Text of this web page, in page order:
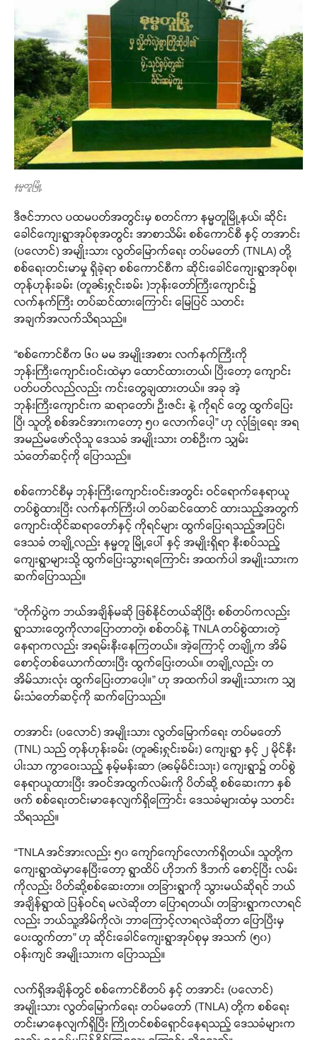
နမ္မတူမြို့
ဒီဇင်ဘာလ ပထမပတ်အတွင်းမှ စတင်ကာ နမ္မတူမြို့နယ်၊ ဆိုင်း
ခေါင်ကျေးရွာအုပ်စုအတွင်း အာစာသိမ်း စစ်ကောင်စီ နှင့် တအာင်း
(ပလောင်) အမျိုးသား လွတ်မြောက်ရေး တပ်မတော် (TNLA) တို့
စစ်ရေးတင်းမာမှု ရှိခဲ့ရာ စစ်ကောင်စီက ဆိုင်းခေါင်ကျေးရွာအုပ်စု၊
တုန်ဟုန်းခမ်း (တူၼ်ႈႁုင်းၶမ်း )ဘုန်းတော်ကြီးကျောင်း၌
လက်နက်ကြီး တပ်ဆင်ထားကြောင်း မြေပြင် သတင်း
အချက်အလက်သိရသည်။
“စစ်ကောင်စီက ၆၀ မမ အမျိုးအစား လက်နက်ကြီးကို
ဘုန်းကြီးကျောင်းဝင်းထဲမှာ ထောင်ထားတယ်၊ ပြီးတော့ ကျောင်း
ပတ်ပတ်လည်လည်း ကင်းတွေချထားတယ်။ အခု အဲ့
ဘုန်းကြီးကျောင်းက ဆရာတော်၊ ဦးဇင်း နဲ့ ကိုရင် တွေ ထွက်ပြေး
ပြီ၊ သူတို့ စစ်အင်အားကတော့ ၅၀ လောက်ပေါ့” ဟု လုံခြုံရေး အရ
အမည်မဖော်လိုသူ ဒေသခံ အမျိုးသား တစ်ဦးက သျှမ်း
သံတော်ဆင့်ကို ပြောသည်။
စစ်ကောင်စီမှ ဘုန်းကြီးကျောင်းဝင်းအတွင်း ဝင်ရောက်နေရာယူ
တပ်စွဲထားပြီး လက်နက်ကြီးပါ တပ်ဆင်ထောင် ထားသည့်အတွက်
ကျောင်းထိုင်ဆရာတော်နှင့် ကိုရင်များ ထွက်ပြေးရသည့်အပြင်၊
ဒေသခံ တချို့လည်း နမ္မတူ မြို့ပေါ် နှင့် အမျိုးရှိရာ နီးစပ်သည့်
ကျေးရွာများသို့ ထွက်ပြေးသွားရကြောင်း အထက်ပါ အမျိုးသားက
ဆက်ပြောသည်။
“တိုက်ပွဲက ဘယ်အချိန်မဆို ဖြစ်နိုင်တယ်ဆိုပြီး စစ်တပ်ကလည်း
ရွာသားတွေကိုလာပြောတာတဲ့၊ စစ်တပ်နဲ့ TNLA တပ်စွဲထားတဲ့
နေရာကလည်း အရမ်းနီးနေကြတယ်။ အဲ့ကြောင့် တချို့က အိမ်
စောင့်တစ်ယောက်ထားပြီး ထွက်ပြေးတယ်။ တချို့လည်း တ
အိမ်သားလုံး ထွက်ပြေးတာပေါ့။” ဟု အထက်ပါ အမျိုးသားက သျှ
မ်းသံတော်ဆင့်ကို ဆက်ပြောသည်။
တအာင်း (ပလောင်) အမျိုးသား လွတ်မြောက်ရေး တပ်မတော်
(TNL) သည် တုန်ဟုန်းခမ်း (တူၼ်ႈႁုင်းၶမ်း) ကျေးရွာ နှင့် ၂ မိုင်နီး
ပါးသာ ကွာဝေးသည့် နမ့်မန်းဆာ (ၼမ့်မႅင်းသႃး) ကျေးရွာ၌ တပ်စွဲ
နေရာယူထားပြီး အဝင်အထွက်လမ်းကို ပိတ်ဆို့ စစ်ဆေးကာ နှစ်
ဖက် စစ်ရေးတင်းမာနေလျက်ရှိကြောင်း ဒေသခံများထံမှ သတင်း
သိရသည်။
“TNLA အင်အားလည်း ၅၀ ကျော်ကျော်လောက်ရှိတယ်။ သူတို့က
ကျေးရွာထဲမှာနေပြီးတော့ ရွာထိပ် ဟိုဘက် ဒီဘက် စောင့်ပြီး လမ်း
ကိုလည်း ပိတ်ဆို့စစ်ဆေးတာ။ တခြားရွာကို သွားမယ်ဆိုရင် ဘယ်
အချိန်ရွာထဲ ပြန်ဝင်ရ မလဲဆိုတာ ပြောရတယ်၊ တခြားရွာကလာရင်
လည်း ဘယ်သူ့အိမ်ကိုလဲ၊ ဘာကြောင့်လာရလဲဆိုတာ ပြောပြီးမှ
ပေးထွက်တာ” ဟု ဆိုင်းခေါင်ကျေးရွာအုပ်စုမှ အသက် (၅၀)
ဝန်းကျင် အမျိုးသားက ပြောသည်။
လက်ရှိအချိန်တွင် စစ်ကောင်စီတပ် နှင့် တအာင်း (ပလောင်)
အမျိုးသား လွတ်မြောက်ရေး တပ်မတော် (TNLA) တို့က စစ်ရေး
တင်းမာနေလျက်ရှိပြီး ကြိုတင်စစ်ရှောင်နေရသည့် ဒေသခံများက